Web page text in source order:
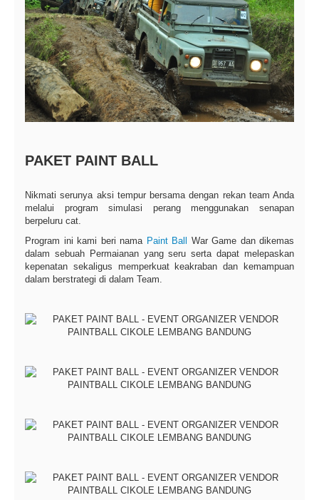
PAKET PAINT BALL
Nikmati serunya aksi tempur bersama dengan rekan team Anda
melalui program simulasi perang menggunakan senapan
berpeluru cat.
Program ini kami beri nama Paint Ball
War Game dan dikemas
dalam sebuah Permaianan yang seru serta dapat melepaskan
kepenatan sekaligus memperkuat keakraban dan kemampuan
dalam berstrategi di dalam Team.